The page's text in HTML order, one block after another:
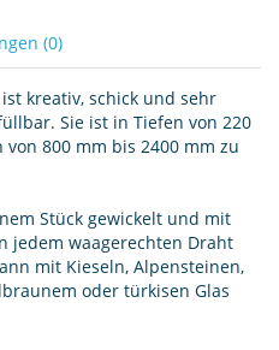
(0)
kreativ, schick und sehr
Sie ist in Tiefen von 220
800 mm bis 2400 mm zu
Stück gewickelt und mit
jedem waagerechten Draht
mit Kieseln, Alpensteinen,
oder türkisen Glas